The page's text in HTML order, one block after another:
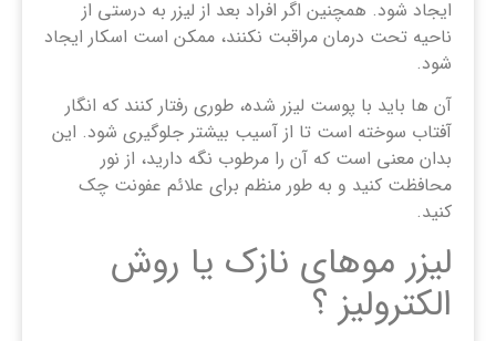
ایجاد شود. همچنین اگر افراد بعد از لیزر به درستی از
ناحیه تحت درمان مراقبت نکنند، ممکن است اسکار ایجاد
شود.
آن ها باید با پوست لیزر شده، طوری رفتار کنند که انگار
آفتاب سوخته است تا از آسیب بیشتر جلوگیری شود. این
بدان معنی است که آن را مرطوب نگه دارید، از نور
محافظت کنید و به طور منظم برای علائم عفونت چک
کنید.
لیزر موهای نازک یا روش
الکترولیز ؟